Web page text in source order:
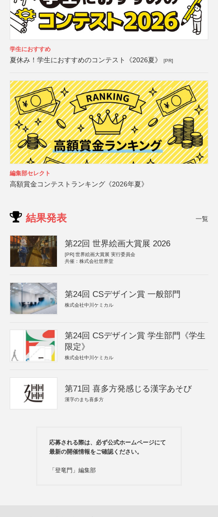
学生におすすめ
夏休み！学生におすすめのコンテスト《2026夏》 [PR]
編集部セレクト
高額賞金コンテストランキング《2026年夏》
結果発表 一覧
第22回 世界絵画大賞展 2026
[PR] 世界絵画大賞展 実行委員会
共催：株式会社世界堂
第24回 CSデザイン賞 一般部門
株式会社中川ケミカル
第24回 CSデザイン賞 学生部門《学生
限定》
株式会社中川ケミカル
第71回 喜多方発感じる漢字あそび
漢字のまち喜多方
応募される際は、必ず公式ホームページにて
最新の開催情報をご確認ください。
「登竜門」編集部